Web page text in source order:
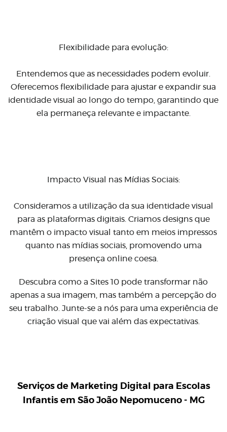
Flexibilidade para evolução:
Entendemos que as necessidades podem evoluir.
Oferecemos flexibilidade para ajustar e expandir sua
identidade visual ao longo do tempo, garantindo que
ela permaneça relevante e impactante.
Impacto Visual nas Mídias Sociais:
Consideramos a utilização da sua identidade visual
para as plataformas digitais. Criamos designs que
mantêm o impacto visual tanto em meios impressos
quanto nas mídias sociais, promovendo uma
presença online coesa.
Descubra como a Sites 10 pode transformar não
apenas a sua imagem, mas também a percepção do
seu trabalho. Junte-se a nós para uma experiência de
criação visual que vai além das expectativas.
Serviços de Marketing Digital para Escolas
Infantis em São João Nepomuceno - MG